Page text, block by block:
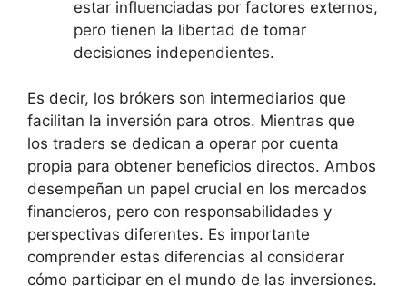
estar influenciadas por factores externos,
pero tienen la libertad de tomar
decisiones independientes.
Es decir, los brókers son intermediarios que
facilitan la inversión para otros. Mientras que
los traders se dedican a operar por cuenta
propia para obtener beneficios directos. Ambos
desempeñan un papel crucial en los mercados
financieros, pero con responsabilidades y
perspectivas diferentes. Es importante
comprender estas diferencias al considerar
cómo participar en el mundo de las inversiones.